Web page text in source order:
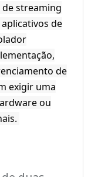
streaming
de
de
exigir uma
ou